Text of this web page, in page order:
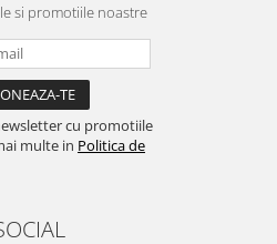
si promotiile noastre
cu promotiile
multe in Politica de